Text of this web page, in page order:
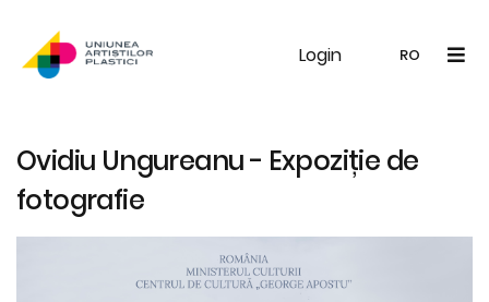
Login RO
EN
UAP Galerie Noutăți
Ovidiu Ungureanu - Expoziție de
fotografie